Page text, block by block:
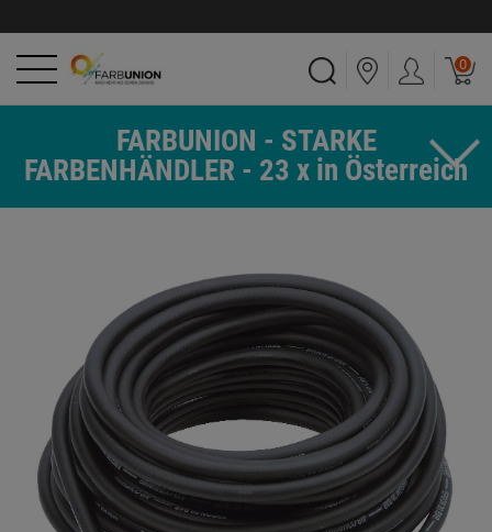
0
FARBUNION - STARKE
FARBENHÄNDLER - 23 x in Österreich